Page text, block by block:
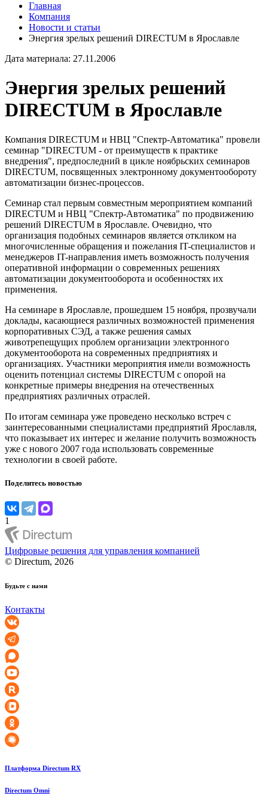
Главная
Компания
Новости и статьи
Энергия зрелых решений DIRECTUM в Ярославле
Дата материала: 27.11.2006
Энергия зрелых решений
DIRECTUM в Ярославле
Компания DIRECTUM и НВЦ "Спектр-Автоматика" провели
семинар "DIRECTUM - от преимуществ к практике
внедрения", предпоследний в цикле ноябрьских семинаров
DIRECTUM, посвященных электронному документообороту
автоматизации бизнес-процессов.
Семинар стал первым совместным мероприятием компаний
DIRECTUM и НВЦ "Спектр-Автоматика" по продвижению
решений DIRECTUM в Ярославле. Очевидно, что
организация подобных семинаров является откликом на
многочисленные обращения и пожелания IT-специалистов и
менеджеров IT-направления иметь возможность получения
оперативной информации о современных решениях
автоматизации документооборота и особенностях их
применения.
На семинаре в Ярославле, прошедшем 15 ноября, прозвучали
доклады, касающиеся различных возможностей применения
корпоративных СЭД, а также решения самых
животрепещущих проблем организации электронного
документооборота на современных предприятиях и
организациях. Участники мероприятия имели возможность
оценить потенциал системы DIRECTUM с опорой на
конкретные примеры внедрения на отечественных
предприятиях различных отраслей.
По итогам семинара уже проведено несколько встреч с
заинтересованными специалистами предприятий Ярославля,
что показывает их интерес и желание получить возможность
уже с нового 2007 года использовать современные
технологии в своей работе.
Поделитесь новостью
1
Цифровые решения для управления компанией
© Directum, 2026
Будьте с нами
Контакты
Платформа Directum RX
Directum Omni